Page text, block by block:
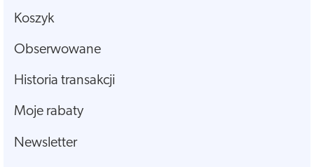
Koszyk
Obserwowane
Historia transakcji
Moje rabaty
Newsletter